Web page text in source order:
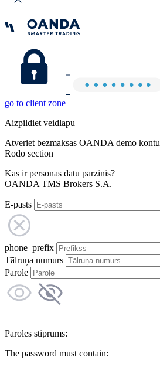
go to client zone
Aizpildiet veidlapu
Atveriet bezmaksas OANDA demo kontu
Rodo section
Kas ir personas datu pārzinis?
OANDA TMS Brokers S.A.
E-pasts
phone_prefix
Tālruņa numurs
Parole
Paroles stiprums:
The password must contain: